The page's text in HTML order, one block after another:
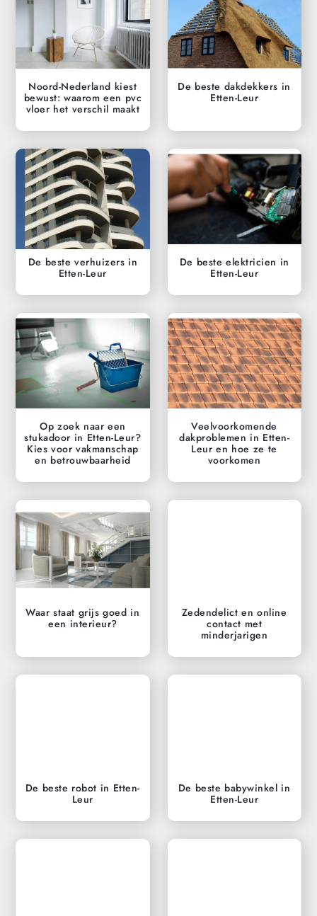
Noord-Nederland kiest
bewust: waarom een pvc
vloer het verschil maakt
De beste dakdekkers in
Etten-Leur
De beste verhuizers in
Etten-Leur
De beste elektricien in
Etten-Leur
Op zoek naar een
stukadoor in Etten-Leur?
Kies voor vakmanschap
en betrouwbaarheid
Veelvoorkomende
dakproblemen in Etten-
Leur en hoe ze te
voorkomen
Waar staat grijs goed in
een interieur?
Zedendelict en online
contact met
minderjarigen
De beste robot in Etten-
Leur
De beste babywinkel in
Etten-Leur